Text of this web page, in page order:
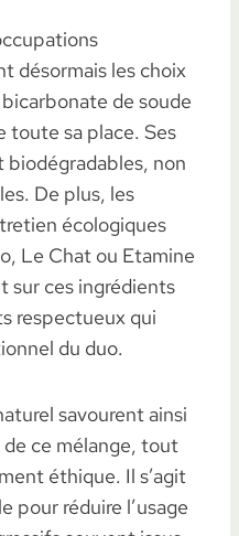
désormais les choix
de soude
toute sa place. Ses
biodégradables, non
De plus, les
écologiques
Le Chat ou Etamine
sur ces ingrédients
respectueux qui
du duo.
savourent ainsi
ce mélange, tout
éthique. Il s’agit
pour réduire l’usage